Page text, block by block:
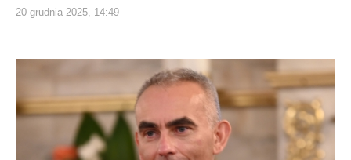
20 grudnia 2025, 14:49